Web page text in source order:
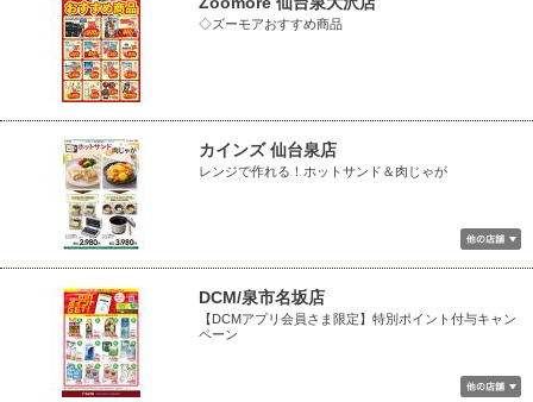
◇ズーモアおすすめ商品
カインズ 仙台泉店
レンジで作れる！ホットサンド＆肉じゃが
DCM/泉市名坂店
【DCMアプリ会員さま限定】特別ポイント付与キャン
ペーン